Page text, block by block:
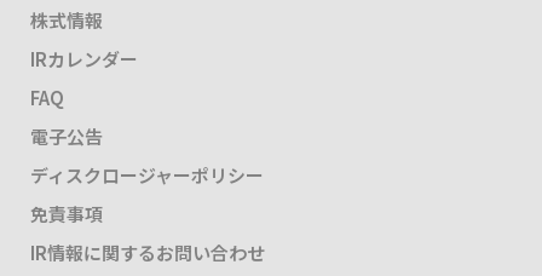
株式情報
IRカレンダー
FAQ
電子公告
ディスクロージャーポリシー
免責事項
IR情報に関するお問い合わせ